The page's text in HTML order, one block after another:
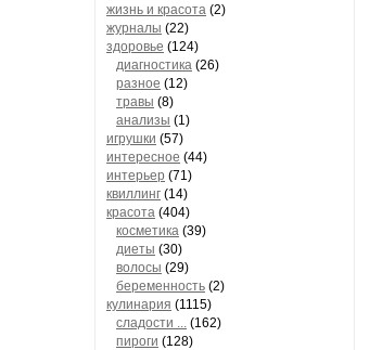
жизнь и красота (2)
журналы (22)
здоровье (124)
диагностика (26)
разное (12)
травы (8)
анализы (1)
игрушки (57)
интересное (44)
интерьер (71)
квиллинг (14)
красота (404)
косметика (39)
диеты (30)
волосы (29)
беременность (2)
кулинария (1115)
сладости ... (162)
пироги (128)